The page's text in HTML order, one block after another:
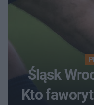
Śląsk
Kto